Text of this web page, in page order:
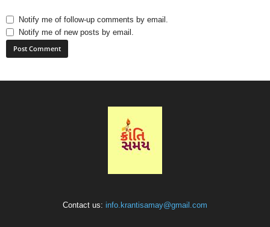
Notify me of follow-up comments by email.
Notify me of new posts by email.
Contact us: info.krantisamay@gmail.com